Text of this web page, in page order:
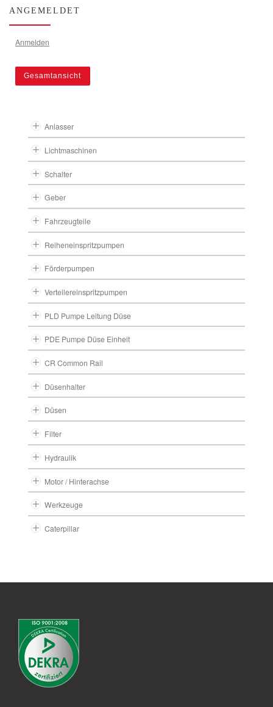
ANGEMELDET
Anmelden
Gesamtansicht
Anlasser
Lichtmaschinen
Schalter
Geber
Fahrzeugteile
Reiheneinspritzpumpen
Förderpumpen
Verteilereinspritzpumpen
PLD Pumpe Leitung Düse
PDE Pumpe Düse Einheit
CR Common Rail
Düsenhalter
Düsen
Filter
Hydraulik
Motor / Hinterachse
Werkzeuge
Caterpillar